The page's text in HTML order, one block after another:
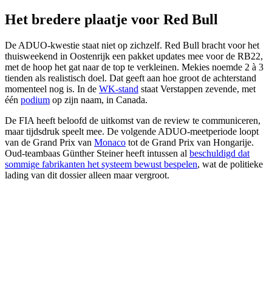
Het bredere plaatje voor Red Bull
De ADUO-kwestie staat niet op zichzelf. Red Bull bracht voor het
thuisweekend in Oostenrijk een pakket updates mee voor de RB22,
met de hoop het gat naar de top te verkleinen. Mekies noemde 2 à 3
tienden als realistisch doel. Dat geeft aan hoe groot de achterstand
momenteel nog is. In de WK-stand staat Verstappen zevende, met
één podium op zijn naam, in Canada.
De FIA heeft beloofd de uitkomst van de review te communiceren,
maar tijdsdruk speelt mee. De volgende ADUO-meetperiode loopt
van de Grand Prix van Monaco tot de Grand Prix van Hongarije.
Oud-teambaas Günther Steiner heeft intussen al beschuldigd dat
sommige fabrikanten het systeem bewust bespelen, wat de politieke
lading van dit dossier alleen maar vergroot.